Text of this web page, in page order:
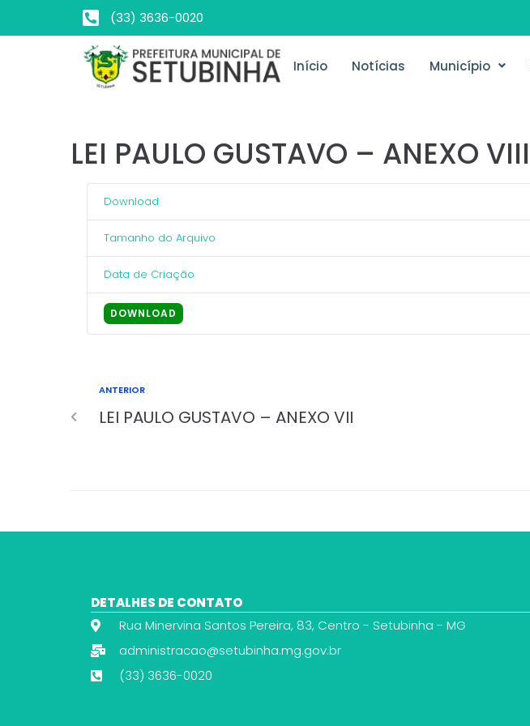
(33) 3636-0020
Início Notícias Município
LEI PAULO GUSTAVO – ANEXO VIII
Download
Tamanho do Arquivo
Data de Criação
DOWNLOAD
ANTERIOR
LEI PAULO GUSTAVO – ANEXO VII
DETALHES DE CONTATO
Rua Minervina Santos Pereira, 83, Centro - Setubinha - MG
administracao@setubinha.mg.gov.br
(33) 3636-0020